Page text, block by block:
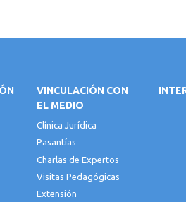
VINCULACIÓN CON
EL MEDIO
Clínica Jurídica
Pasantías
Charlas de Expertos
Visitas Pedagógicas
Extensión